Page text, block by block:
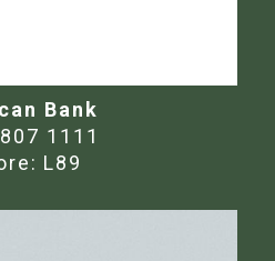
Bank
1111
L89